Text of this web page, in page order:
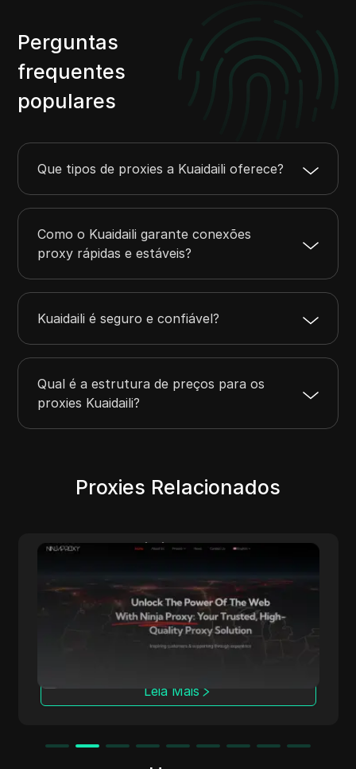
Perguntas
frequentes
populares
Que tipos de proxies a Kuaidaili oferece?
Como o Kuaidaili garante conexões
proxy rápidas e estáveis?
Kuaidaili é seguro e confiável?
Qual é a estrutura de preços para os
proxies Kuaidaili?
Proxies Relacionados
NinjaProxy
NinjaProxy é um fornecedor popular de
serviços com mais de 10 anos de história
oferecendo proxies de alta qualidade para
acesso anônimo à web. Sua rede global
abrange mais de 50 locais geográficos,
proxies de centro de dados, residenciais e
móveis.
Leia Mais